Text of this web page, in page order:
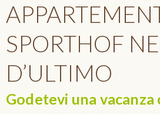
SPORTHOF
D’ULTIMO
Godetevi una